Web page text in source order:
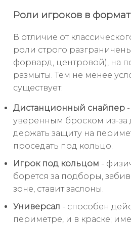
Роли игроков в
В отличие от
роли строго
форвард, центровой), на
размыты. Тем не менее
существует:
Дистанционный снайпер
уверенным броском из-за
держать защиту на
проседать под кольцо.
Игрок под кольцом -
борется за подборы,
зоне, ставит заслоны.
Универсал - способен
периметре, и в краске;